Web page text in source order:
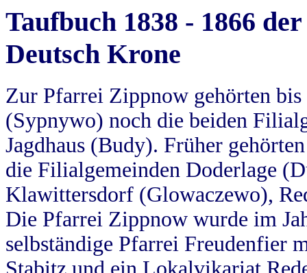
Taufbuch 1838 - 1866
Deutsch Krone
Zur Pfarrei Zippnow gehörten
(Sypnywo) noch die beiden
Jagdhaus (Budy). Früher
die Filialgemeinden Doderlage
Klawittersdorf (Glowaczewo),
Die Pfarrei Zippnow wurde im
selbständige Pfarrei Freudenfier